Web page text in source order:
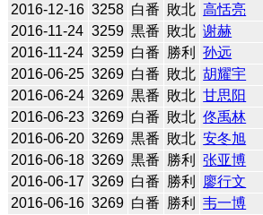
2016-12-16 3258 白番 敗北 高恬亮
2016-11-24 3259 黒番 敗北 谢赫
2016-11-24 3259 白番 勝利 孙远
2016-06-25 3269 白番 敗北 胡耀宇
2016-06-24 3269 黒番 敗北 甘思阳
2016-06-23 3269 白番 敗北 佟禹林
2016-06-20 3269 黒番 敗北 安冬旭
2016-06-18 3269 黒番 勝利 张亚博
2016-06-17 3269 白番 勝利 廖行文
2016-06-16 3269 白番 勝利 韦一博